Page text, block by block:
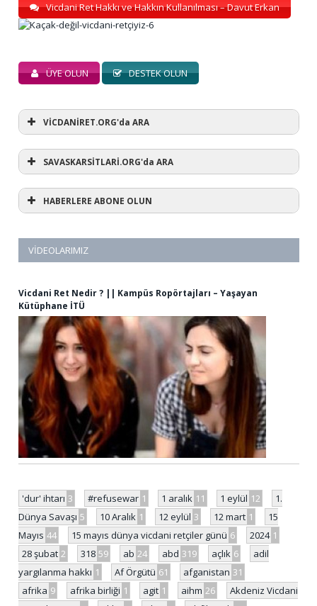
Vicdani Ret Hakkı ve Hakkın Kullanılması – Davut Erkan
ÜYE OLUN DESTEK OLUN
VİCDANİRET.ORG'da ARA
SAVASKARSİTLARİ.ORG'da ARA
HABERLERE ABONE OLUN
VIDEOLARIMIZ
Vicdani Ret Nedir ? || Kampüs Ropörtajları – Yaşayan
Kütüphane İTÜ
'dur' ihtarı 3 #refusewar 1 1 aralık 11 1 eylül 12
1.
Dünya Savaşı 5 10 Aralık 1 12 eylül 3 12 mart 1
15
Mayıs 44 15 mayıs dünya vicdani retçiler günü 6 2024 1
28 şubat 2 318 59 ab 24 abd 319 açlık 6
adil
yargılanma hakkı 1 Af Örgütü 61 afganistan 31
afrika 9 afrika birliği 1 agit 1 aihm 26
Akdeniz Vicdani